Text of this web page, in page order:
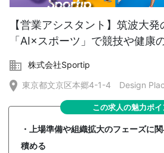
【営業アシスタント】筑波大
「AI×スポーツ」で競技や健康
株式会社Sportip
東京都文京区本郷4-1-4 Design
この求人の魅力ポイ
・上場準備や組織拡大のフェーズに
積める